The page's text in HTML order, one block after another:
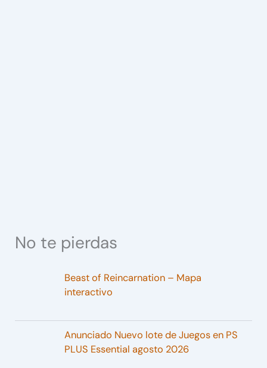
No te pierdas
Beast of Reincarnation – Mapa
interactivo
Anunciado Nuevo lote de Juegos en PS
PLUS Essential agosto 2026